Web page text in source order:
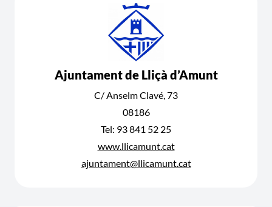
Ajuntament de Lliçà d’Amunt
C/ Anselm Clavé, 73
08186
Tel: 93 841 52 25
www.llicamunt.cat
ajuntament@llicamunt.cat